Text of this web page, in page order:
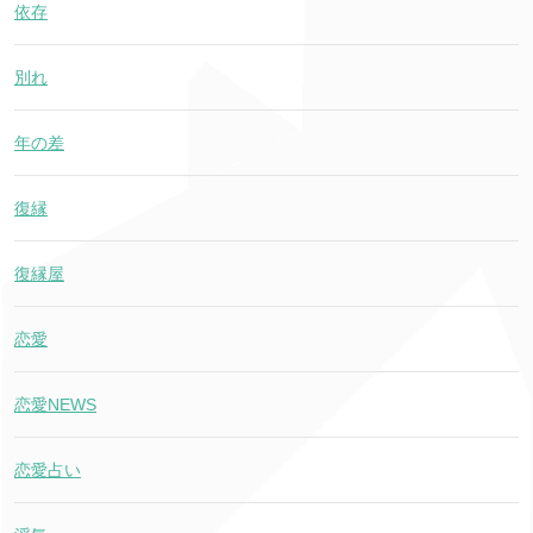
依存
別れ
年の差
復縁
復縁屋
恋愛
恋愛NEWS
恋愛占い